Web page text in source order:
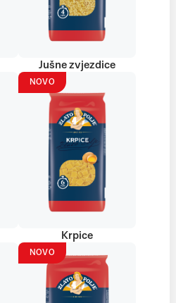
Jušne zvjezdice
NOVO
Krpice
NOVO